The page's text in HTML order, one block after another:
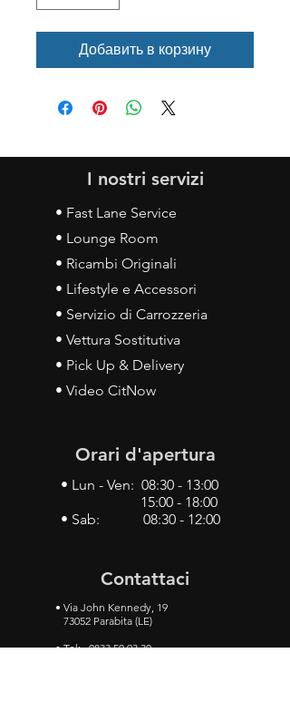
Добавить в корзину
I nostri servizi
• Fast Lane Service
• Lounge Room
• Ricambi Originali
• Lifestyle e Accessori
• Servizio di Carrozzeria
• Vettura Sostitutiva
• Pick Up & Delivery
• Video CitNow
Orari d'apertura
• Lun - Ven: 08:30 - 13:00
15:00 - 18:00
• Sab: 08:30 - 12:00
Contattaci
• Via John Kennedy, 19
73052 Parabita (LE)
• Tel:0833 50 93 30